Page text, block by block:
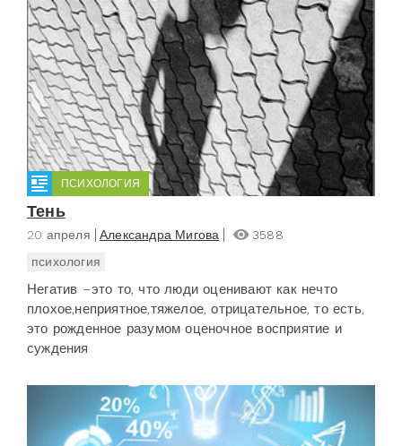
ПСИХОЛОГИЯ
Тень
20 апреля Александра Мигова
3588
психология
Негатив –это то, что люди оценивают как нечто
плохое,неприятное,тяжелое, отрицательное, то есть,
это рожденное разумом оценочное восприятие и
суждения